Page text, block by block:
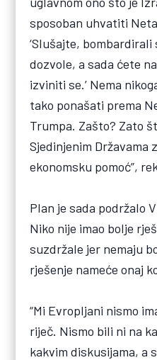
sposoban uhvatiti
‘Slušajte,
dozvole, a sada ćete
izviniti se.’ Nema
tako ponašati prema
Trumpa. Zašto? Zato
Sjedinjenim Državama
ekonomsku pomoć”,
Plan je sada podržalo
Niko nije imao bolje
suzdržale jer nemaju
rješenje nameće onaj
“Mi Evropljani nismo
riječ. Nismo bili ni na
kakvim diskusijama, a